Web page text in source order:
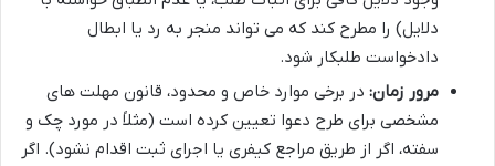
دلایل) را مطرح کند که می تواند منجر به رد یا ابطال
دادخواست طلبکار شود.
مرور زمان: در برخی موارد خاص و محدود، قانون مهلت های
مشخصی برای طرح دعوا تعیین کرده است (مثلاً در مورد چک و
سفته، اگر از طریق مراجع کیفری یا اجرای ثبت اقدام نشود). اگر